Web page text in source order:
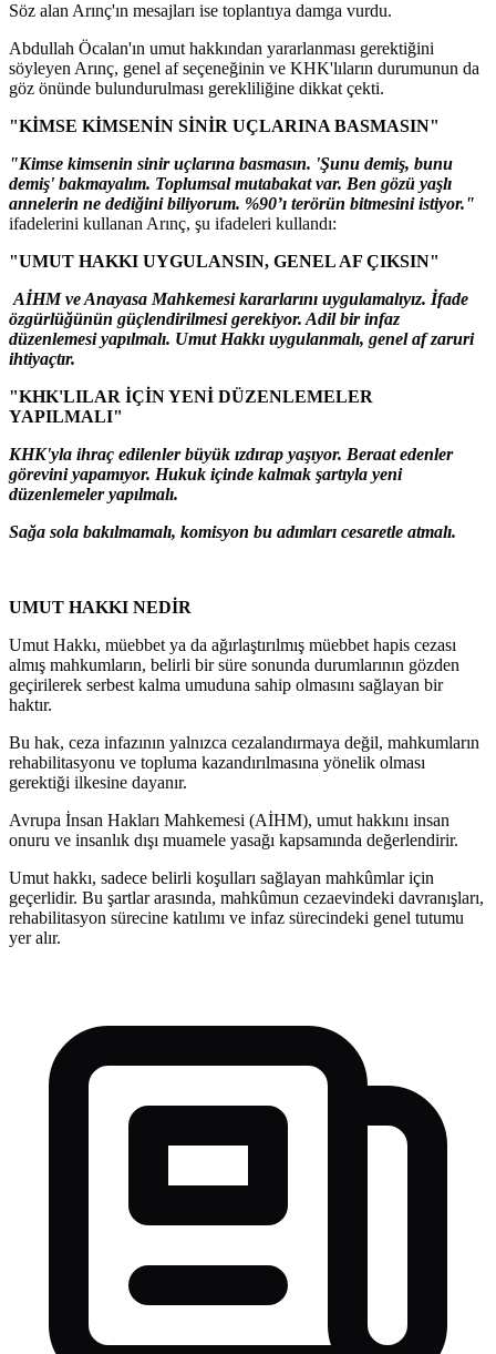
Söz alan Arınç'ın mesajları ise toplantıya damga vurdu.
Abdullah Öcalan'ın umut hakkından yararlanması gerektiğini
söyleyen Arınç, genel af seçeneğinin ve KHK'lıların durumunun da
göz önünde bulundurulması gerekliliğine dikkat çekti.
"KİMSE KİMSENİN SİNİR UÇLARINA BASMASIN"
"Kimse kimsenin sinir uçlarına basmasın. 'Şunu demiş, bunu
demiş' bakmayalım. Toplumsal mutabakat var. Ben gözü yaşlı
annelerin ne dediğini biliyorum. %90’ı terörün bitmesini istiyor."
ifadelerini kullanan Arınç, şu ifadeleri kullandı:
"UMUT HAKKI UYGULANSIN, GENEL AF ÇIKSIN"
AİHM ve Anayasa Mahkemesi kararlarını uygulamalıyız. İfade
özgürlüğünün güçlendirilmesi gerekiyor. Adil bir infaz
düzenlemesi yapılmalı. Umut Hakkı uygulanmalı, genel af zaruri
ihtiyaçtır.
"KHK'LILAR İÇİN YENİ DÜZENLEMELER
YAPILMALI"
KHK'yla ihraç edilenler büyük ızdırap yaşıyor. Beraat edenler
görevini yapamıyor. Hukuk içinde kalmak şartıyla yeni
düzenlemeler yapılmalı.
Sağa sola bakılmamalı, komisyon bu adımları cesaretle atmalı.
UMUT HAKKI NEDİR
Umut Hakkı, müebbet ya da ağırlaştırılmış müebbet hapis cezası
almış mahkumların, belirli bir süre sonunda durumlarının gözden
geçirilerek serbest kalma umuduna sahip olmasını sağlayan bir
haktır.
Bu hak, ceza infazının yalnızca cezalandırmaya değil, mahkumların
rehabilitasyonu ve topluma kazandırılmasına yönelik olması
gerektiği ilkesine dayanır.
Avrupa İnsan Hakları Mahkemesi (AİHM), umut hakkını insan
onuru ve insanlık dışı muamele yasağı kapsamında değerlendirir.
Umut hakkı, sadece belirli koşulları sağlayan mahkûmlar için
geçerlidir. Bu şartlar arasında, mahkûmun cezaevindeki davranışları,
rehabilitasyon sürecine katılımı ve infaz sürecindeki genel tutumu
yer alır.